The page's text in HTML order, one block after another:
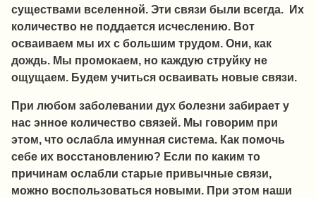
существами вселенной. Эти связи были всегда. Их
количество не поддается исчеслению. Вот
осваиваем мы их с большим трудом. Они, как
дождь. Мы промокаем, но каждую струйку не
ощущаем. Будем учиться осваивать новые связи.
При любом заболевании дух болезни забирает у
нас энное количество связей. Мы говорим при
этом, что ослабла имунная система. Как помочь
себе их восстановлению? Если по каким то
причинам ослабли старые привычные связи,
можно воспользоваться новыми. При этом наши